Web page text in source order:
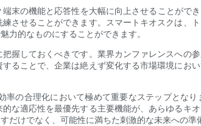
末の機能と応答性を大幅に向上させることがで
させることができます。スマートキオスクは、
力的なものにすることができます。
握しておくべきです。業界カンファレンスへの
ることで、企業は絶えず変化する市場環境にお
の合理化において極めて重要なステップとな
な適応性を最優先する主要機能が、あらゆるキ
けでなく、可能性に満ちた刺激的な未来への準